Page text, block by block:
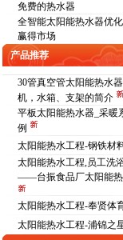
免费的热水器
全智能太阳能热水器优
赢得市场
产品推荐
30管真空管太阳能热水
机，水箱、支架的简介
平板太阳能热水器_采暖
例
太阳能热水工程-钢铁材
太阳能热水工程,员工洗
——台振食品厂太阳能热
太阳能热水工程-奉贤体
太阳能热水工程-浦锦之